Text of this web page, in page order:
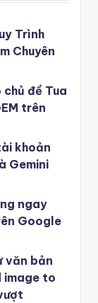
Trình
Chuyên
đề Tua
trên
khoản
Gemini
ngay
Google
văn bản
image to